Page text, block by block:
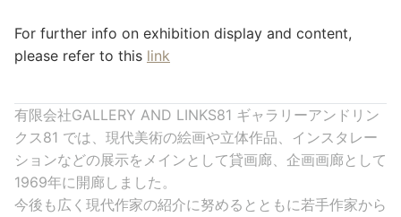
For further info on exhibition display and content,
please refer to this link
有限会社GALLERY AND LINKS81 ギャラリーアンドリン
クス81 では、現代美術の絵画や立体作品、インスタレー
ションなどの展示をメインとして貸画廊、企画画廊として
1969年に開廊しました。
今後も広く現代作家の紹介に努めるとともに若手作家から